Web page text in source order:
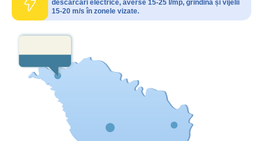
descărcări electrice, averse 15-25 l/mp, grindină și vijelii
15-20 m/s în zonele vizate.